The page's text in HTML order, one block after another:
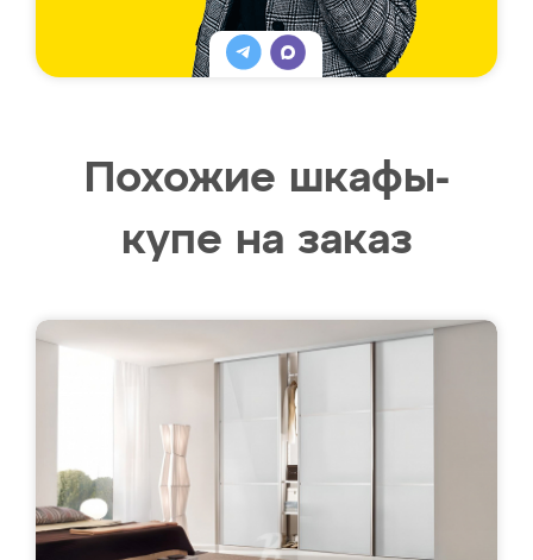
Похожие шкафы-
купе на заказ